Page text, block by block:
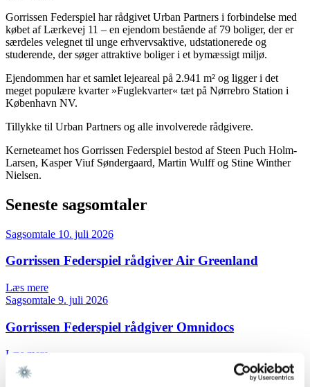
Gorrissen Federspiel har rådgivet Urban Partners i forbindelse med
købet af Lærkevej 11 – en ejendom bestående af 79 boliger, der er
særdeles velegnet til unge erhvervsaktive, udstationerede og
studerende, der søger attraktive boliger i et bymæssigt miljø.
Ejendommen har et samlet lejeareal på 2.941 m² og ligger i det
meget populære kvarter »Fuglekvarter« tæt på Nørrebro Station i
København NV.
Tillykke til Urban Partners og alle involverede rådgivere.
Kerneteamet hos Gorrissen Federspiel bestod af Steen Puch Holm-
Larsen, Kasper Viuf Søndergaard, Martin Wulff og Stine Winther
Nielsen.
Seneste sagsomtaler
Sagsomtale 10. juli 2026
Gorrissen Federspiel rådgiver Air Greenland
Læs mere
Sagsomtale 9. juli 2026
Gorrissen Federspiel rådgiver Omnidocs
Læs mere
Sagsomtale